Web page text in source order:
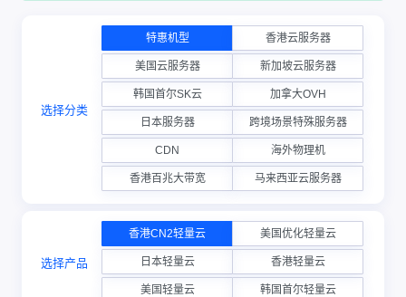
选择分类
特惠机型 香港云服务器
美国云服务器 新加坡云服务器
韩国首尔SK云 加拿大OVH
日本服务器 跨境场景特殊服务器
CDN 海外物理机
香港百兆大带宽 马来西亚云服务器
选择产品
香港CN2轻量云 美国优化轻量云
日本轻量云 香港轻量云
美国轻量云 韩国首尔轻量云